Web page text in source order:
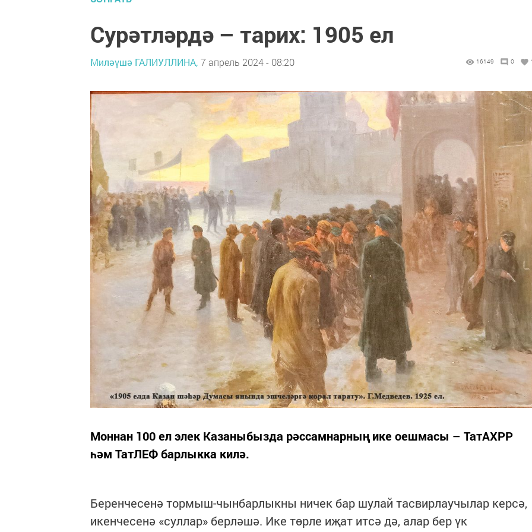
Сурәтләрдә – тарих: 1905 ел
Миләүшә ГАЛИУЛЛИНА, 7 апрель 2024 - 08:20 16149 0
Моннан 100 ел элек Казаныбызда рәссамнарның ике оешмасы – ТатАХРР
һәм ТатЛЕФ барлыкка килә.
Беренчесенә тормыш-чынбарлыкны ничек бар шулай тасвирлаучылар керсә,
икенчесенә «суллар» берләшә. Ике төрле иҗат итсә дә, алар бер үк